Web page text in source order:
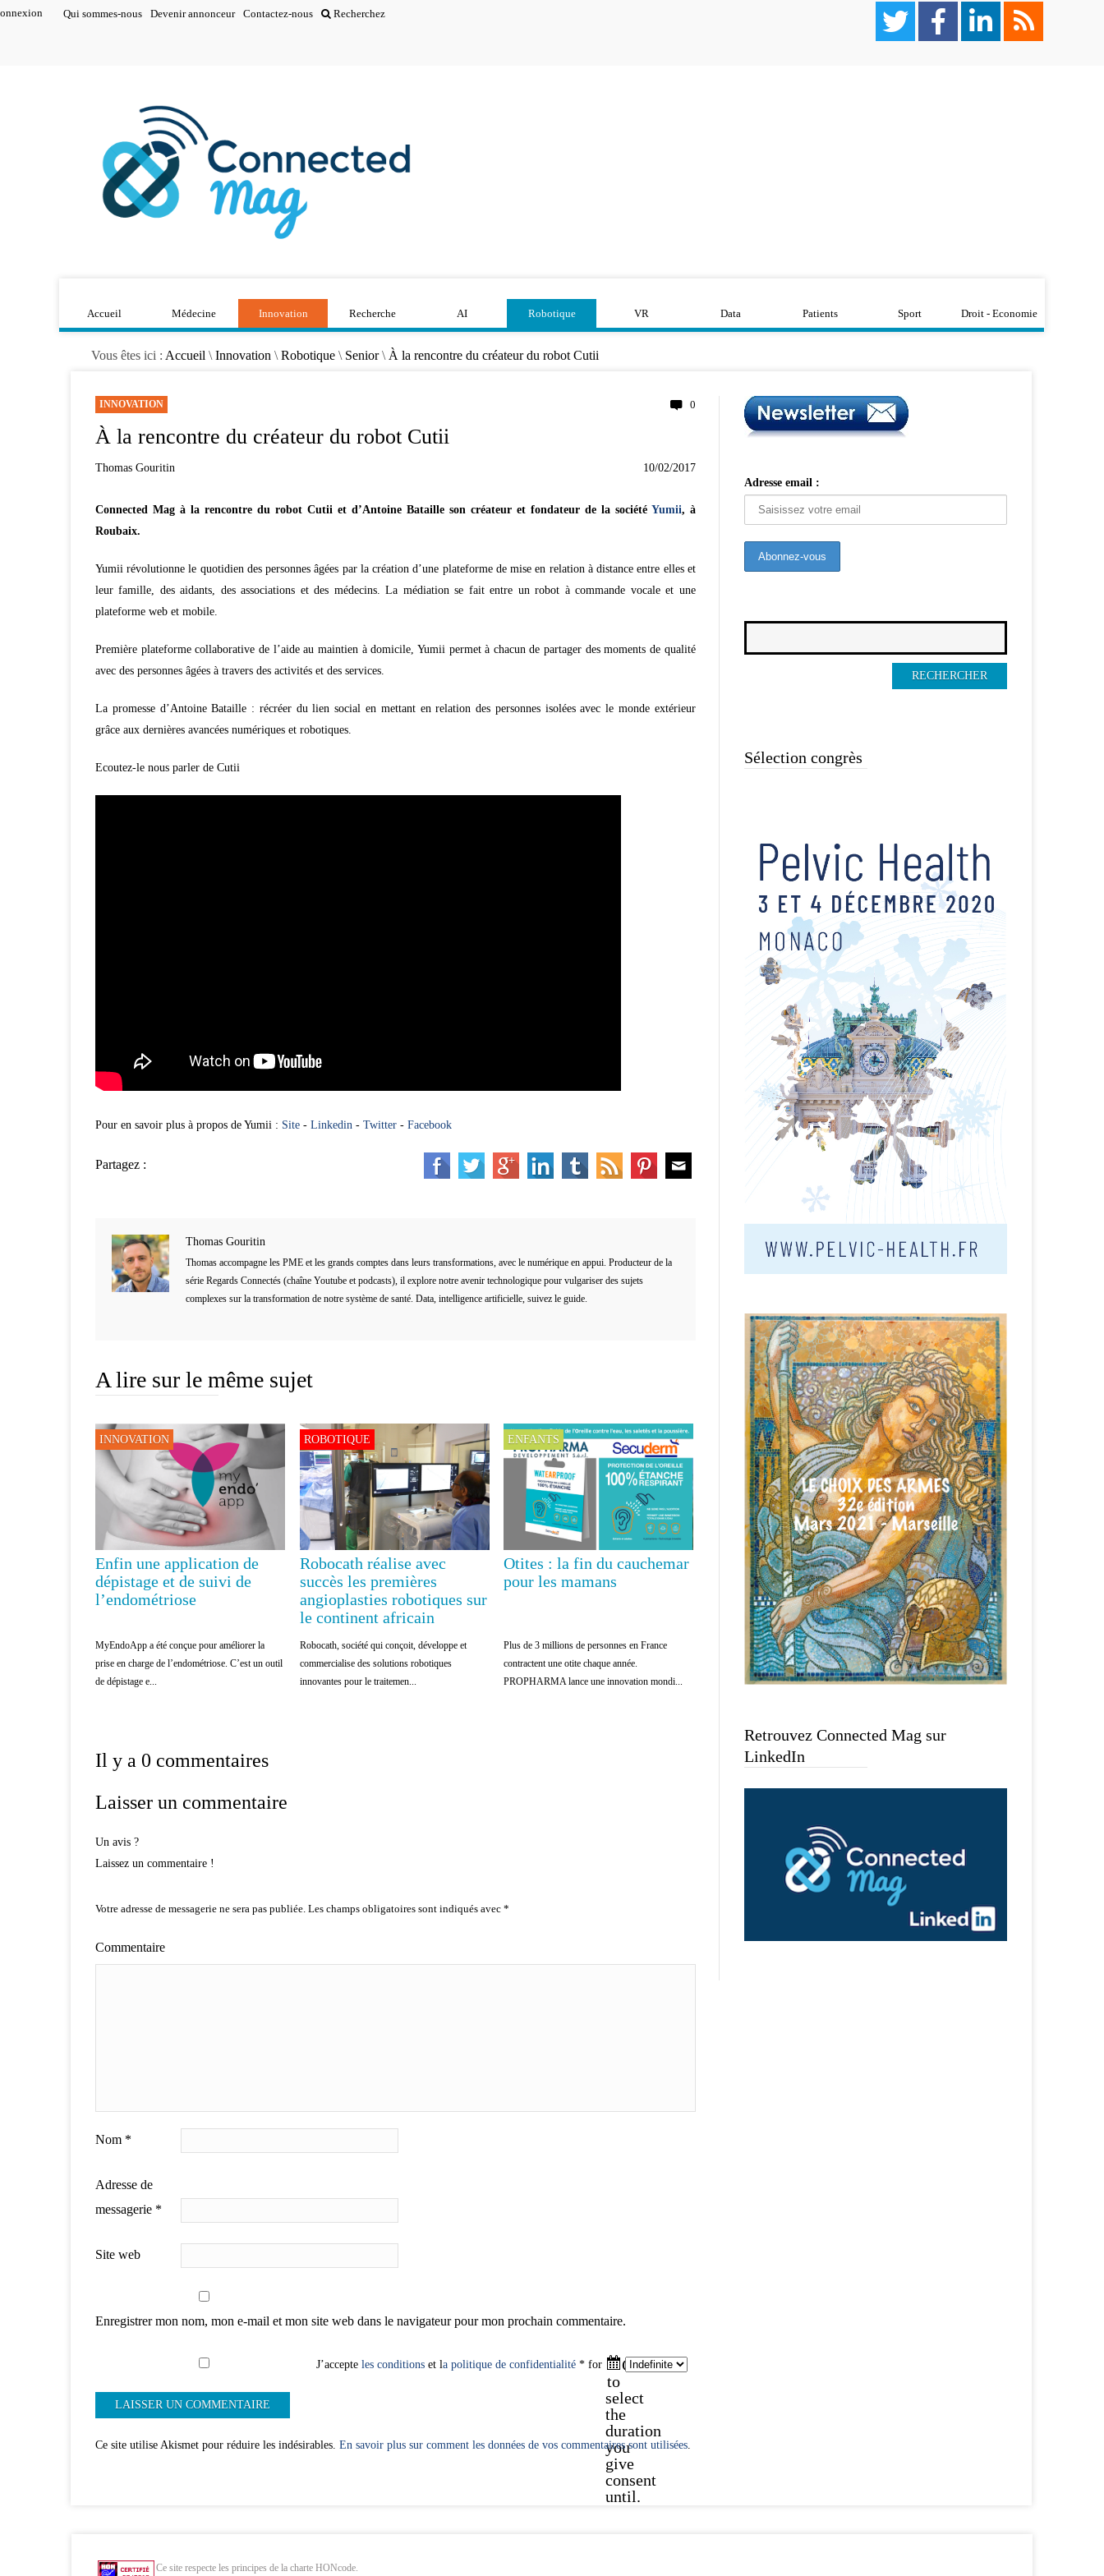
Qui sommes-nous Devenir annonceur Contactez-nous Recherchez
Accueil Médecine Innovation Recherche AI Robotique VR Data Patients Sport Droit - Economie
Vous êtes ici : Accueil \ Innovation \ Robotique \ Senior\ À la rencontre du créateur du robot Cutii
INNOVATION 0
À la rencontre du créateur du robot Cutii
Thomas Gouritin 10/02/2017
Connected Mag à la rencontre du robot Cutii et d’Antoine Bataille son créateur et fondateur de la société Yumii, à
Roubaix.
Yumii révolutionne le quotidien des personnes âgées par la création d’une plateforme de mise en relation à distance entre elles et
leur famille, des aidants, des associations et des médecins. La médiation se fait entre un robot à commande vocale et une
plateforme web et mobile.
Première plateforme collaborative de l’aide au maintien à domicile, Yumii permet à chacun de partager des moments de qualité
avec des personnes âgées à travers des activités et des services.
La promesse d’Antoine Bataille : récréer du lien social en mettant en relation des personnes isolées avec le monde extérieur
grâce aux dernières avancées numériques et robotiques.
Ecoutez-le nous parler de Cutii
Pour en savoir plus à propos de Yumii : Site - Linkedin - Twitter - Facebook
Partagez :
Thomas Gouritin
Thomas accompagne les PME et les grands comptes dans leurs transformations, avec le numérique en appui. Producteur de la
série Regards Connectés (chaîne Youtube et podcasts), il explore notre avenir technologique pour vulgariser des sujets
complexes sur la transformation de notre système de santé. Data, intelligence artificielle, suivez le guide.
A lire sur le même sujet
INNOVATION
Enfin une application de
dépistage et de suivi de
l’endométriose
MyEndoApp a été conçue pour améliorer la
prise en charge de l’endométriose. C’est un outil
de dépistage e...
ROBOTIQUE
Robocath réalise avec
succès les premières
angioplasties robotiques sur
le continent africain
Robocath, société qui conçoit, développe et
commercialise des solutions robotiques
innovantes pour le traitemen...
ENFANTS
Otites : la fin du cauchemar
pour les mamans
Plus de 3 millions de personnes en France
contractent une otite chaque année.
PROPHARMA lance une innovation mondi...
Il y a 0 commentaires
Laisser un commentaire
Un avis ?
Laissez un commentaire !
Votre adresse de messagerie ne sera pas publiée. Les champs obligatoires sont indiqués avec *
Commentaire
Nom *
Adresse de
messagerie *
Site web
Enregistrer mon nom, mon e-mail et mon site web dans le navigateur pour mon prochain commentaire.
J’accepte les conditions et la politique de confidentialité * for
Click
to
select
the
duration
you
give
consent
until.
Ce site utilise Akismet pour réduire les indésirables. En savoir plus sur comment les données de vos commentaires sont utilisées
Adresse email :
Sélection congrès
Retrouvez Connected Mag sur
LinkedIn
Ce site respecte les principes de la charte HONcode.